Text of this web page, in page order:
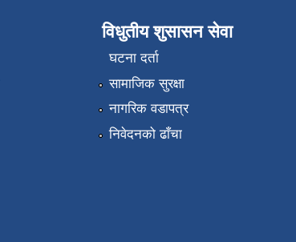
विधुतीय शुसासन सेवा
घटना दर्ता
सामाजिक सुरक्षा
नागरिक वडापत्र
निवेदनको ढाँचा